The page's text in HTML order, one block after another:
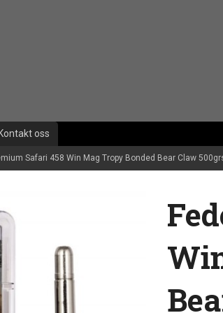
Kontakt oss
Safari 458 Win Mag Tropy Bonded Bear Claw